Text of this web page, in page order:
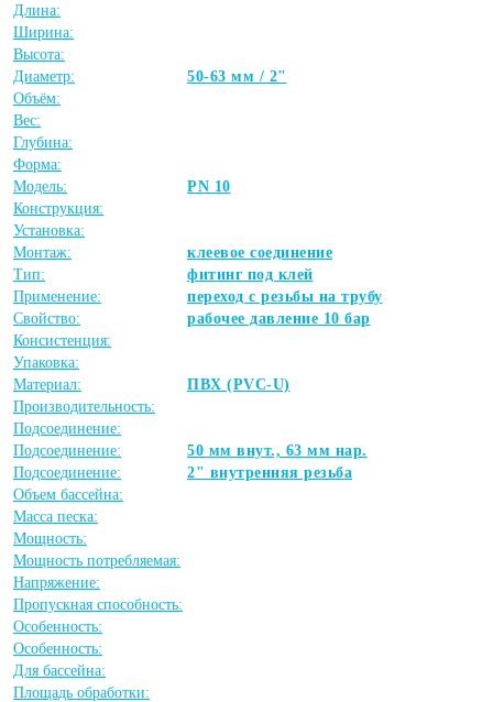
Длина:
Ширина:
Высота:
Диаметр:
50-63 мм / 2"
Объём:
Вес:
Глубина:
Форма:
Модель:
PN 10
Конструкция:
Установка:
Монтаж:
клеевое соединение
Тип:
фитинг под клей
Применение:
переход с резьбы на трубу
Свойство:
рабочее давление 10 бар
Консистенция:
Упаковка:
Материал:
ПВХ (PVC-U)
Производительность:
Подсоединение:
Подсоединение:
50 мм внут., 63 мм нар.
Подсоединение:
2" внутренняя резьба
Объем бассейна:
Масса песка:
Мощность:
Мощность потребляемая:
Напряжение:
Пропускная способность:
Особенность:
Особенность:
Для бассейна:
Площадь обработки: